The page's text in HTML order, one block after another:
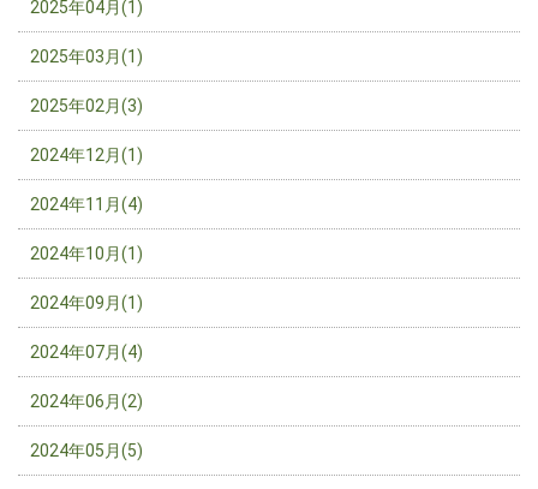
2025年04月(1)
2025年03月(1)
2025年02月(3)
2024年12月(1)
2024年11月(4)
2024年10月(1)
2024年09月(1)
2024年07月(4)
2024年06月(2)
2024年05月(5)